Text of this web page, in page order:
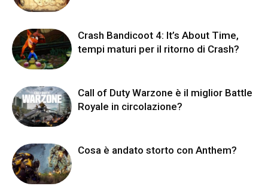
Crash Bandicoot 4: It’s About Time,
tempi maturi per il ritorno di Crash?
Call of Duty Warzone è il miglior Battle
Royale in circolazione?
Cosa è andato storto con Anthem?